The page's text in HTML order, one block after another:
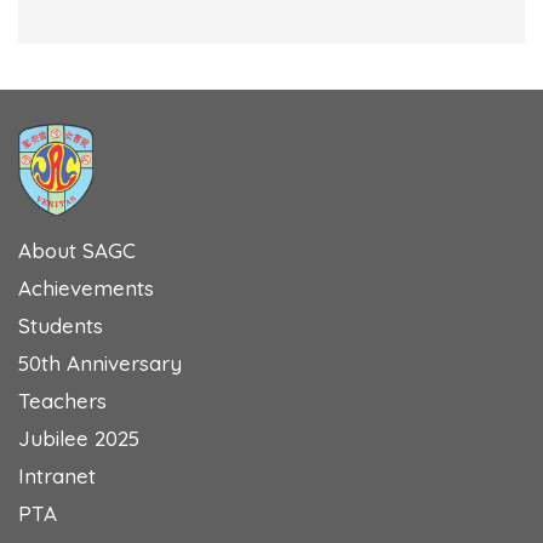
About SAGC
Achievements
Students
50th Anniversary
Teachers
Jubilee 2025
Intranet
PTA